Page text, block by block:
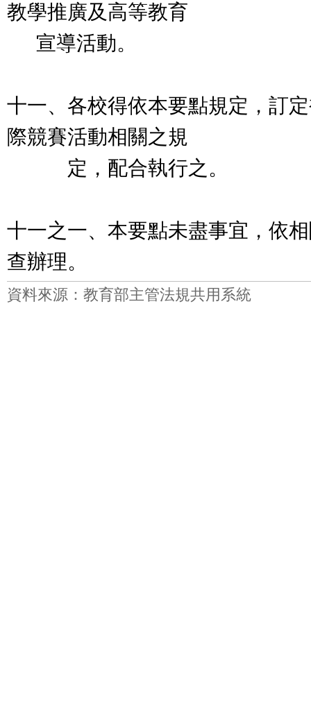
教學推廣及高等教育
宣導活動。
十一、各校得依本要點規定，訂
際競賽活動相關之規
定，配合執行之。
十一之一、本要點未盡事宜，依
查辦理。
資料來源：教育部主管法規共用系統